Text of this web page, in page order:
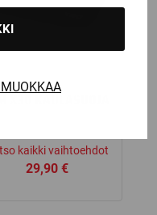
CCM
kaikki vaihtoehdot
29,90 €